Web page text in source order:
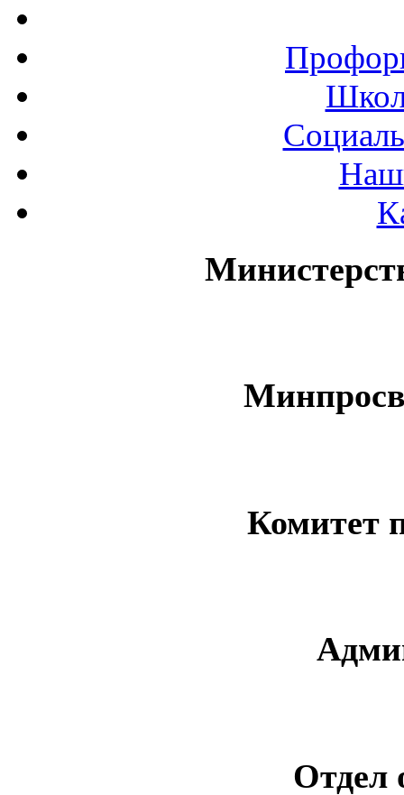
Комитет
Отдел